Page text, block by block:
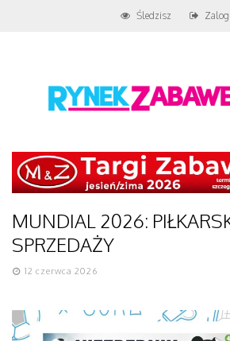
Śledzisz
MUNDIAL 2026:
SPRZEDAŻY
12 czerwca 2026